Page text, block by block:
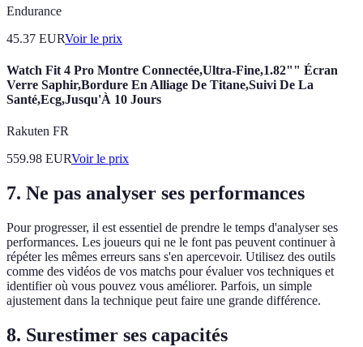
Endurance
45.37 EURVoir le prix
Watch Fit 4 Pro Montre Connectée,Ultra-Fine,1.82"" Écran
Verre Saphir,Bordure En Alliage De Titane,Suivi De La
Santé,Ecg,Jusqu'À 10 Jours
Rakuten FR
559.98 EURVoir le prix
7. Ne pas analyser ses performances
Pour progresser, il est essentiel de prendre le temps d'analyser ses
performances. Les joueurs qui ne le font pas peuvent continuer à
répéter les mêmes erreurs sans s'en apercevoir. Utilisez des outils
comme des vidéos de vos matchs pour évaluer vos techniques et
identifier où vous pouvez vous améliorer. Parfois, un simple
ajustement dans la technique peut faire une grande différence.
8. Surestimer ses capacités